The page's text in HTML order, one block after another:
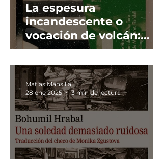
La espesura
incandescente o
vocación de volcán:
sobre "La ley de los
volcanes", de Adrienne
Rich, en traducción de
Sandra Toro.
Matías Mansilla
28 ene 2025
3 min de lectura